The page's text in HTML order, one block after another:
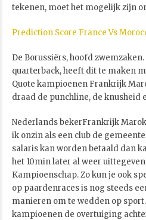
tekenen, moet het mogelijk zijn
Prediction Score France Vs
De Borussiërs, hoofd
quarterback, heeft dit te maken
Quote kampioenen Frankrijk
draad de punchline, de knusheid
Nederlands bekerFrankrijk
ik onzin als een club de
salaris kan worden betaald dan
het 10min later al weer
Kampioenschap. Zo kun je ook
op paardenraces is nog steeds
manieren om te wedden op
kampioenen de overtuiging